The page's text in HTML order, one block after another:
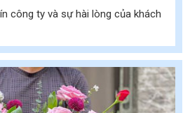
công ty và sự hài lòng của khách